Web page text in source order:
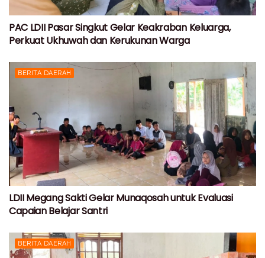
PAC LDII Pasar Singkut Gelar Keakraban Keluarga,
Perkuat Ukhuwah dan Kerukunan Warga
BERITA DAERAH
LDII Megang Sakti Gelar Munaqosah untuk Evaluasi
Capaian Belajar Santri
BERITA DAERAH